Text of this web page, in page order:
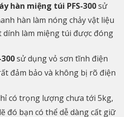
hàn miệng túi PFS-300sử
hàn làm nóng chảy vật liệu
làm miệng túi được đóng
sử dụng vỏ sơn tĩnh điện
đảm bảo và không bị rõ điện
có trọng lượng chưa tới 5kg,
đó bạn có thể dễ dàng cất giữ